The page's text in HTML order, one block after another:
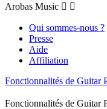
Arobas Music  
Qui sommes-nous ?
Presse
Aide
Affiliation
Fonctionnalités de Guitar
Fonctionnalités de Guitar